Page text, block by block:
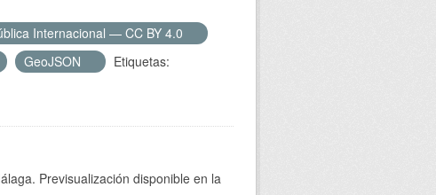
Internacional — CC BY 4.0
GeoJSON
Etiquetas:
Previsualización disponible en la